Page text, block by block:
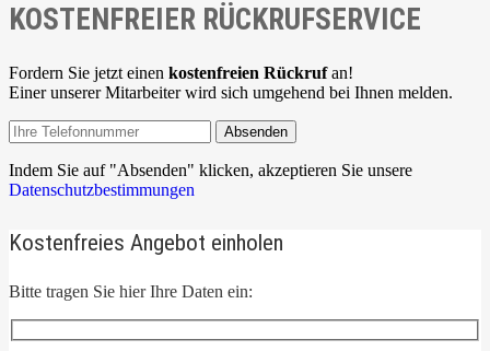
KOSTENFREIER RÜCKRUFSERVICE
Fordern Sie jetzt einen kostenfreien Rückrufan!
Einer unserer Mitarbeiter wird sich umgehend bei Ihnen melden.
Absenden
Indem Sie auf "Absenden" klicken, akzeptieren Sie unsere
Datenschutzbestimmungen
Kostenfreies Angebot einholen
Bitte tragen Sie hier Ihre Daten ein: